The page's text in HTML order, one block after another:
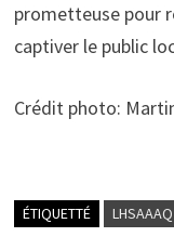
prometteuse pour
captiver le public
Crédit photo:
ÉTIQUETTÉ LHSAAAQ